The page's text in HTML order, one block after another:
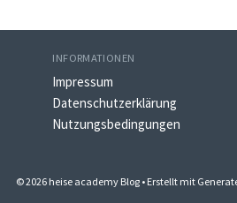
INFORMATIONEN
Impressum
Datenschutzerklärung
Nutzungsbedingungen
© 2026 heise academy Blog• Erstellt mit